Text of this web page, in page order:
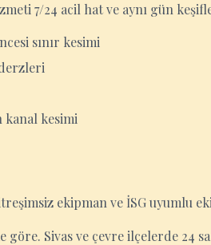
7/24 acil hat ve aynı gün
sınır kesimi
kanal kesimi
ekipman ve İSG uyumlu
göre. Sivas ve çevre ilçelerde 24